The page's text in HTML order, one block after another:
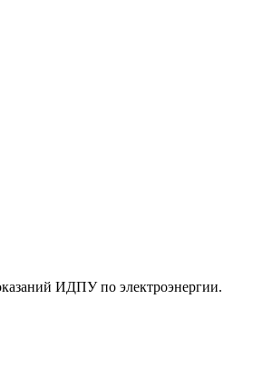
ИДПУ по электроэнергии.